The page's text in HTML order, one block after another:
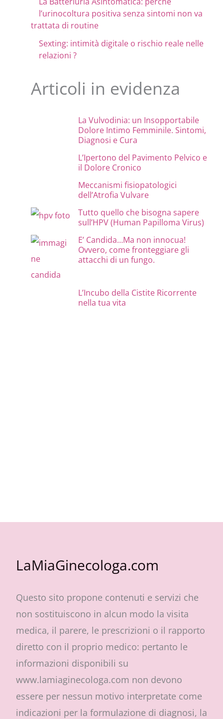
l’urinocoltura positiva senza sintomi non va
trattata di routine
Sexting: intimità digitale o rischio reale nelle
relazioni ?
Articoli in evidenza
La Vulvodinia: un Insopportabile
Dolore Intimo Femminile. Sintomi,
Diagnosi e Cura
L’Ipertono del Pavimento Pelvico e
il Dolore Cronico
Meccanismi fisiopatologici
dell’Atrofia Vulvare
Tutto quello che bisogna sapere
sull’HPV (Human Papilloma Virus)
E’ Candida…Ma non innocua!
Ovvero, come fronteggiare gli
attacchi di un fungo.
L’Incubo della Cistite Ricorrente
nella tua vita
LaMiaGinecologa.com
Questo sito propone contenuti e servizi che
non sostituiscono in alcun modo la visita
medica, il parere, le prescrizioni o il rapporto
diretto con il proprio medico: pertanto le
informazioni disponibili su
www.lamiaginecologa.com non devono
essere per nessun motivo interpretate come
indicazioni per la formulazione di diagnosi, la